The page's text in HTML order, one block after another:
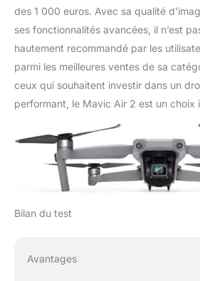
des 1 000 euros. Avec sa qualité
ses fonctionnalités avancées, il n’est
hautement recommandé par les
parmi les meilleures ventes de sa
ceux qui souhaitent investir dans un
performant, le Mavic Air 2 est un choix
Bilan du test
Avantages